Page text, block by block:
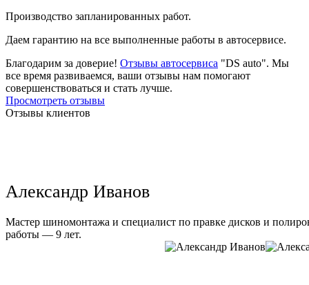
Производство запланированных работ.
Даем гарантию на все выполненные работы в автосервисе.
Благодарим за доверие! Отзывы автосервиса "DS auto". Мы
все время развиваемся, ваши отзывы нам помогают
совершенствоваться и стать лучше.
Просмотреть отзывы
Отзывы клиентов
Александр Иванов
Мастер шиномонтажа и специалист по правке дисков и
работы — 9 лет.